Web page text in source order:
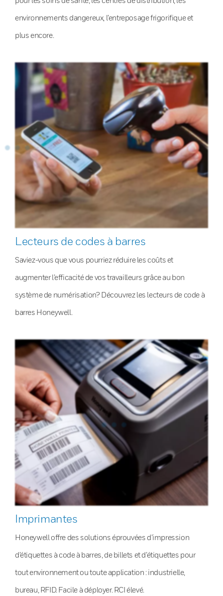
environnements dangereux, l’entreposage frigorifique et
plus encore.
Lecteurs de codes à barres
Saviez-vous que vous pourriez réduire les coûts et
augmenter l’efficacité de vos travailleurs grâce au bon
système de numérisation? Découvrez les lecteurs de code à
barres Honeywell.
Imprimantes
Honeywell offre des solutions éprouvées d’impression
d’étiquettes à code à barres, de billets et d’étiquettes pour
tout environnement ou toute application : industrielle,
bureau, RFID. Facile à déployer. RCI élevé.